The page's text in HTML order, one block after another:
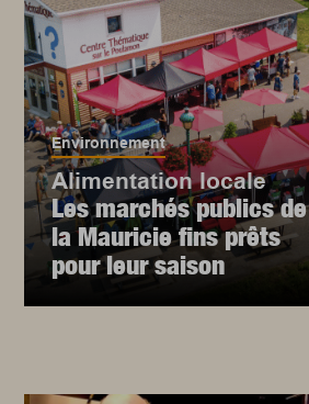
Environnement
Alimentation locale
Les marchés publics de
la Mauricie fins prêts
pour leur saison